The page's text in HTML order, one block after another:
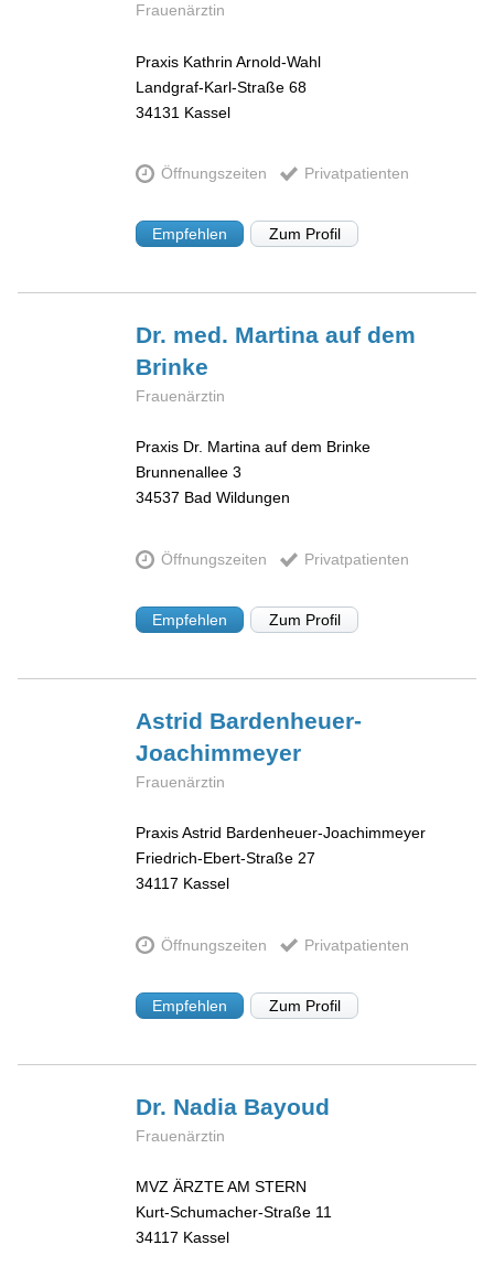
Frauenärztin
Praxis Kathrin Arnold-Wahl
Landgraf-Karl-Straße 68
34131 Kassel
Öffnungszeiten Privatpatienten
Empfehlen Zum Profil
Dr. med. Martinaauf dem
Brinke
Frauenärztin
Praxis Dr. Martina auf dem Brinke
Brunnenallee 3
34537 Bad Wildungen
Öffnungszeiten Privatpatienten
Empfehlen Zum Profil
Astrid Bardenheuer-
Joachimmeyer
Frauenärztin
Praxis Astrid Bardenheuer-Joachimmeyer
Friedrich-Ebert-Straße 27
34117 Kassel
Öffnungszeiten Privatpatienten
Empfehlen Zum Profil
Dr. Nadia Bayoud
Frauenärztin
MVZ ÄRZTE AM STERN
Kurt-Schumacher-Straße 11
34117 Kassel